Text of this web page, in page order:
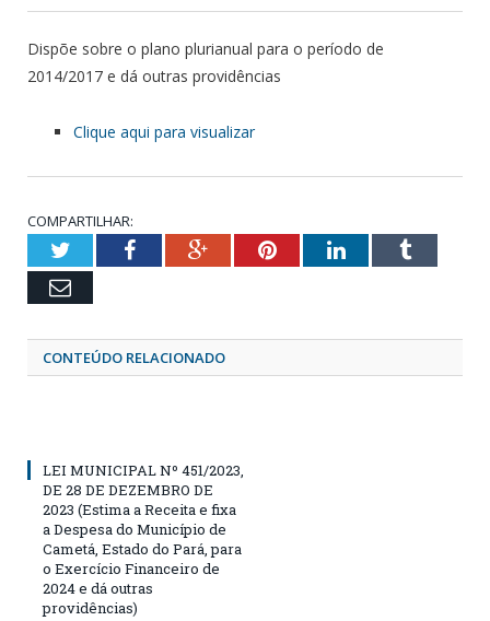
Dispõe sobre o plano plurianual para o período de
2014/2017 e dá outras providências
Clique aqui para visualizar
COMPARTILHAR:
TwitterFacebookGoogle+PinterestLinkedInTumblr
Email
CONTEÚDO RELACIONADO
LEI MUNICIPAL Nº 451/2023,
DE 28 DE DEZEMBRO DE
2023 (Estima a Receita e fixa
a Despesa do Município de
Cametá, Estado do Pará, para
o Exercício Financeiro de
2024 e dá outras
providências)